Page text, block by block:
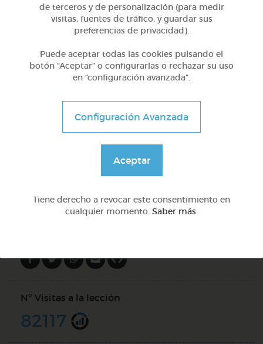
2º Primaria (7-8 años)
Las rocas
DOCS (2)
Nº Visitas a la lección
82117
de terceros y de personalización (para medir
visitas, fuentes de tráfico, y guardar sus
preferencias de privacidad).
Puede aceptar todas las cookies pulsando el
botón “Aceptar” o configurarlas o rechazar su uso
en “configuración avanzada”.
Configuración Avanzada
Aceptar
Tiene derecho a revocar este consentimiento en
cualquier momento. Saber más.